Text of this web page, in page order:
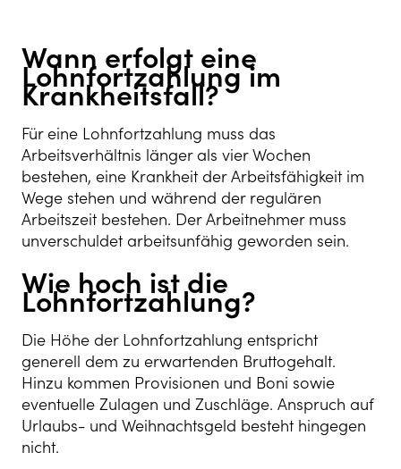
Wann erfolgt eine
Lohnfortzahlung im
Krankheitsfall?
Für eine Lohnfortzahlung muss das
Arbeitsverhältnis länger als vier Wochen
bestehen, eine Krankheit der Arbeitsfähigkeit im
Wege stehen und während der regulären
Arbeitszeit bestehen. Der Arbeitnehmer muss
unverschuldet arbeitsunfähig geworden sein.
Wie hoch ist die
Lohnfortzahlung?
Die Höhe der Lohnfortzahlung entspricht
generell dem zu erwartenden Bruttogehalt.
Hinzu kommen Provisionen und Boni sowie
eventuelle Zulagen und Zuschläge. Anspruch auf
Urlaubs- und Weihnachtsgeld besteht hingegen
nicht.